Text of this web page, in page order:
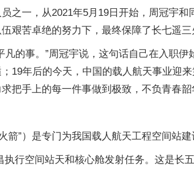
之一，从2021年5月19日开始，周冠宇
艰苦卓绝的努力下，最终保障了长七遥三
的事。”周冠宇说，这句话自己在入职
19年后的今天，中国的载人航天事业迎
把手上的每一件事做到极致，不负青春韶
箭”）是专门为我国载人航天工程空间站
行空间站天和核心舱发射任务。这是